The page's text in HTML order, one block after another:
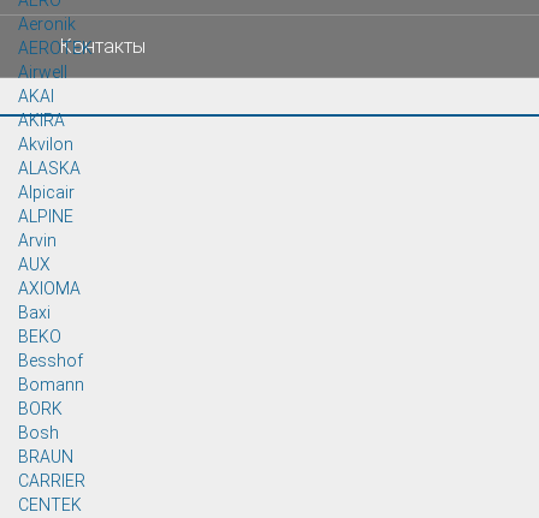
Контакты
Aeronik
AEROTEK
Airwell
AKAI
AKIRA
Akvilon
ALASKA
Alpicair
ALPINE
Arvin
AUX
AXIOMA
Baxi
BEKO
Besshof
Bomann
BORK
Bosh
BRAUN
CARRIER
CENTEK